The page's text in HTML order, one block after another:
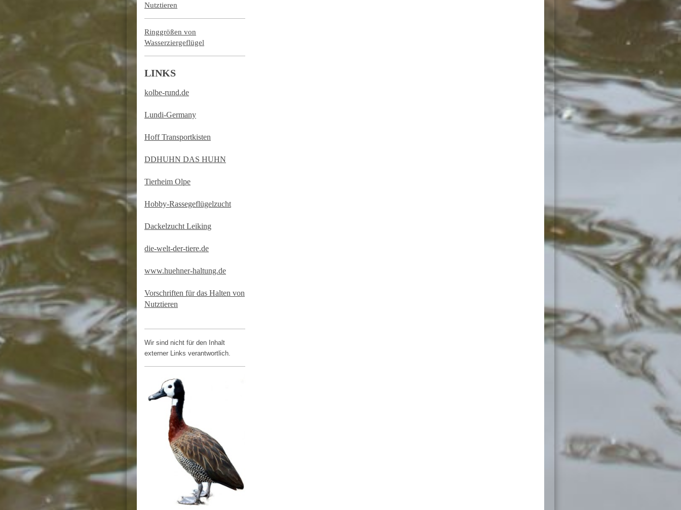
Nutztieren
Ringgrößen von
Wasserziergeflügel
LINKS
kolbe-rund.de
Lundi-Germany
Hoff Transportkisten
DDHUHN DAS HUHN
Tierheim Olpe
Hobby-Rassegeflügelzucht
Dackelzucht Leiking
die-welt-der-tiere.de
www.huehner-haltung.de
Vorschriften für das Halten von
Nutztieren
Wir sind nicht für den Inhalt
externer Links verantwortlich.